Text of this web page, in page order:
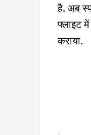
है. अब
फ्लाइट
कराया.